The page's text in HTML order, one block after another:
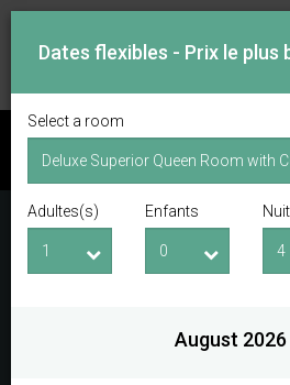
VOIR LES
Date d'arrivée
Dates flexibles - Prix le plus
Select a room
Adultes(s) Enfants
August 2026